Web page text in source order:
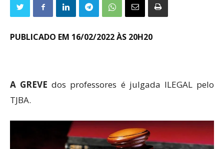
PUBLICADO EM 16/02/2022 ÀS 20H20
A GREVE dos professores é julgada ILEGAL pelo
TJBA.